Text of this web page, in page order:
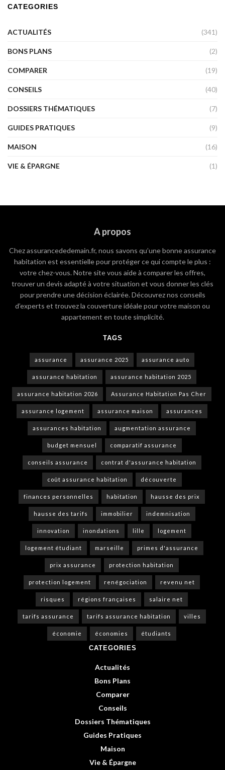
CATEGORIES
ACTUALITÉS (341)
BONS PLANS (2)
COMPARER (19)
CONSEILS (40)
DOSSIERS THÉMATIQUES (7)
GUIDES PRATIQUES (9)
MAISON (16)
VIE & ÉPARGNE (1)
A propos
Chez assurancededemain.fr, nous savons qu’une bonne assurance
habitation est essentielle pour protéger ce qui compte le plus :
votre chez-vous. Notre site vous aide à comparer les offres,
trouver un devis adapté à votre situation et vous donner les clés
pour prendre une décision éclairée. Découvrez nos conseils
d’experts et trouvez la couverture idéale pour votre maison ou
appartement en toute simplicité.
TAGS
assurance assurance 2025 assurance auto
assurance habitation assurance habitation 2025
assurance habitation 2026 Assurance Habitation Pas Cher
assurance logement assurance maison assurances
assurances habitation augmentation assurance
budget mensuel comparatif assurance
conseils assurance contrat d'assurance habitation
coût assurance habitation découverte
finances personnelles habitation hausse des prix
hausse des tarifs immobilier indemnisation
innovation inondations lille logement
logement étudiant marseille primes d'assurance
prix assurance protection habitation
protection logement renégociation revenu net
risques régions françaises salaire net
tarifs assurance tarifs assurance habitation villes
économie économies étudiants
CATEGORIES
Actualités
Bons Plans
Comparer
Conseils
Dossiers Thématiques
Guides Pratiques
Maison
Vie & Épargne